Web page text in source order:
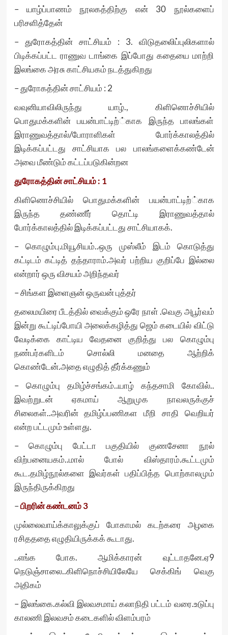
– யாழ்ப்பாணம் நூலகத்திற்கு என் 30 நூல்களைப்
பரிசளித்தேன்
– துரோகத்தின் சாட்சியம் : 3. விடுதலைிப்புலிகளால்
பிடிக்கப்பட்ட ராணுவ டாங்கை இப்போது கதையை மாற்றி
இலங்கை அரசு காட்சியகம் நடத்துகிறது
– துரோகத்தின் சாட்சியம் : 2
வவுனியாவிலிருந்து யாழ்., கிளினொச்சியில்
பொதுமக்களின் பயன்பாட்டிற்்காக இருந்த பாலங்கள்
இராணுவத்தால்/போராளிகள் போர்க்காலத்தில்
இடிக்கப்பட்டது சாட்சியாக பல பாலங்களைக்கண்டேன்
அவை மீண்டும் கட்டப்படுகின்றன
துரோகத்தின் சாட்சியம் : 1
கிளினொச்சியில் பொதுமக்களின் பயன்பாட்டிற்்காக
இருந்த தண்ணீர் தொட்டி இராணுவத்தால்
போர்க்காலத்தில் இடிக்கப்பட்டது சாட்சியாகக்.
– கொழும்பு.மியூசியம்..ஒரு முஸ்லீம் இடம் கொடுத்து
கட்டிடம் கட்டித் தந்தாராம்.அவர் பற்றிய குறிப்பே இல்லை
என்றார் ஒரு விசயம் அறிந்தவர்
– சிங்கள இளைஞன் ஒருவன் புத்தர்
தலைமயிரை பீடத்தில் வைக்கும் ஒரே நாள் .வெகு அபூர்வம்
இன்று கூட்டிப்போயி அலைக்கழித்து ஜெம் கடையில் விட்டு
வேடிக்கை காட்டிய வேதனை குறித்து பல கொழும்பு
நண்பர்களிடம் சொல்லி மனதை ஆற்றிக்
கொண்டேன்.அதை எழுதித் தீர்க்கணும்
– கொழும்பு தமிழ்ச்சங்கம்..யாழ் கந்தசாமி கோவில்..
இவற்றுடன் ஏகமாய் ஆறுமுக நாவலருக்குச்
சிலைகள்..அவரின் தமிழ்ப்பணிகள மீறி சாதி வெறியர்
என்ற பட்டமும் உள்ளது.
– கொழும்பு பேட்டா பகுதியில் குணசேனா நூல்
விற்பனையகம்..மால் போல் விஸ்தாரம்.கூட்டமும்
கூட.தமிழ்நூல்களை இவர்கள் பதிப்பித்த பொற்காலமும்
இருந்திருக்கிறது
–பிறரின் கண்டனம் 3
முல்லைவாய்க்காலுக்குப் போகாமல் கடற்கரை அழகை
ரசிதததை எழுதியிருக்கக் கூடாது.
..எங்க போக. ஆமிக்காரன் வுட்டாதனே.ஏ9
நெடுஞ்சாலை..கிளிநொச்சியிலேயே செக்கிங் வெகு
அதிகம்
– இலங்கை.கல்வி இலவசமாய் கலாநிதி பட்டம் வரை.உடுப்பு
காலணி இலவசம் கடைகளில் விளம்பரம்